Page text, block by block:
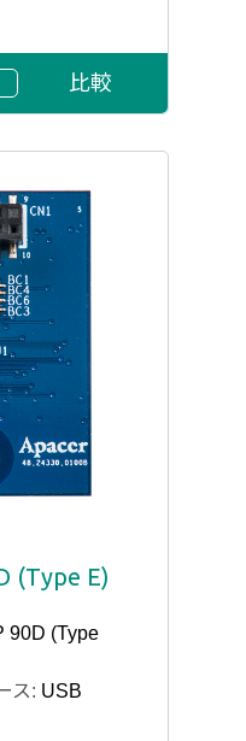
比較
(Type E)
90D (Type
ス: USB